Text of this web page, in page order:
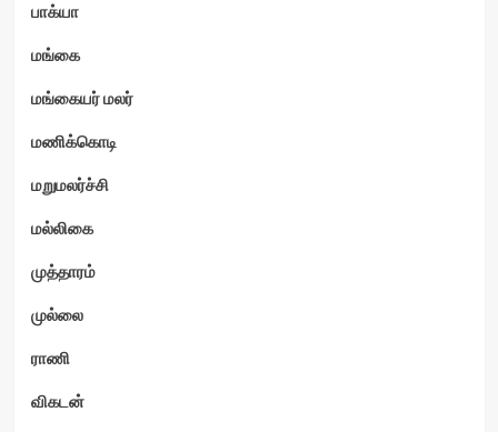
பாக்யா
மங்கை
மங்கையர் மலர்
மணிக்கொடி
மறுமலர்ச்சி
மல்லிகை
முத்தாரம்
முல்லை
ராணி
விகடன்